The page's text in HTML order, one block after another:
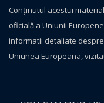
Conţinutul acestui
oficială a Uniunii
informatii detaliate
Uniunea Europeana,